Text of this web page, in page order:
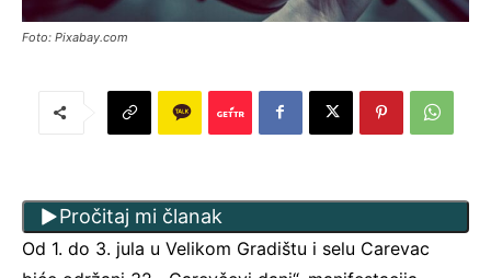
Foto: Pixabay.com
Pročitaj mi članak
Od 1. do 3. jula u Velikom Gradištu i selu Carevac